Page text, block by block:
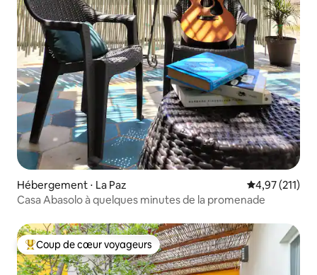
Hébergement ⋅ La Paz Évaluation
4,97 (211)
Casa Abasolo à quelques minutes de la promenade
Coups de cœur voyageurs les plus appréciés
Coup de cœur voyageurs